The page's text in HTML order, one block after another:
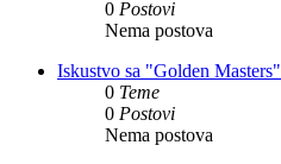
0 Postovi
Nema postova
Iskustvo sa "Golden Masters"
0 Teme
0 Postovi
Nema postova